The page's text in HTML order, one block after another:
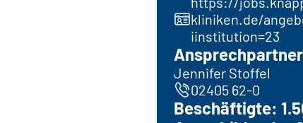
kliniken.de/
iinstitution=23
Jennifer Stoffel
02405 62-0
Beschäftigte: